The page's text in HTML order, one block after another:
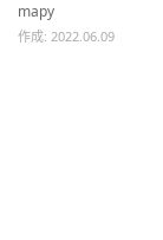
mapy
作成: 2022.06.09